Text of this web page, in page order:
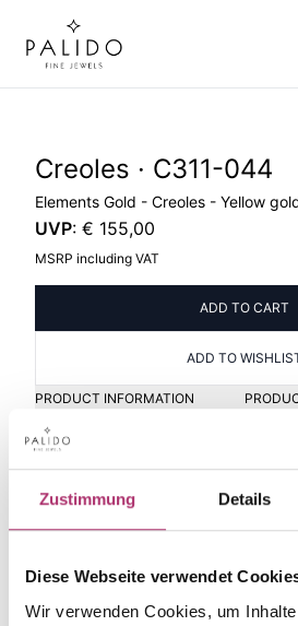
Zustimmung Details
Diese Webseite verwendet
Wir verwenden Cookies, um
Creoles · C311-044
Elements Gold - Creoles - Yellow
UVP: € 155,00
MSRP including VAT
ADD TO CART
ADD TO
PRODUCT INFORMATION
Item group
Creolen
Weight
9010595778568
-